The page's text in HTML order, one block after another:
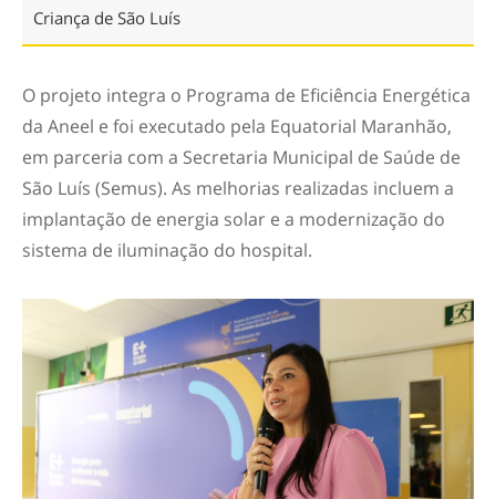
Criança de São Luís
O projeto integra o Programa de Eficiência Energética
da Aneel e foi executado pela Equatorial Maranhão,
em parceria com a Secretaria Municipal de Saúde de
São Luís (Semus). As melhorias realizadas incluem a
implantação de energia solar e a modernização do
sistema de iluminação do hospital.